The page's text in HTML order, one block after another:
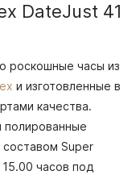
DateJust 41
роскошные часы из
и изготовленные в
качества.
полированные
Super
часов под